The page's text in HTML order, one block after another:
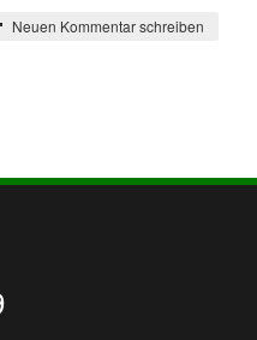
Waldfest ist in vollem Gange
Neuen Kommentar schreiben